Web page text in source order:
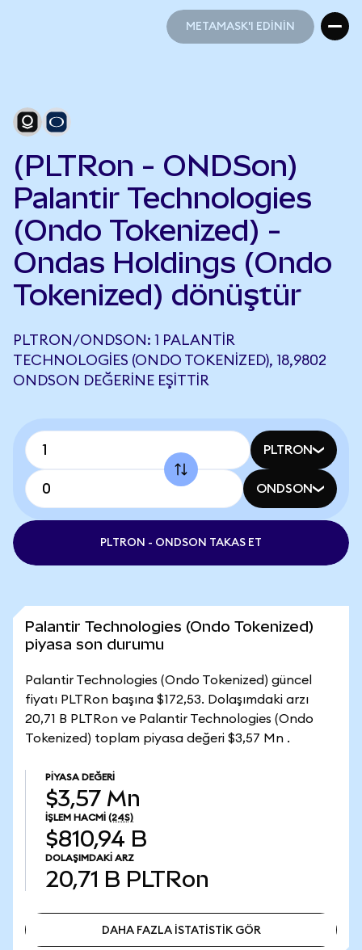
METAMASK'I EDİNİN
(PLTRon - ONDSon)
Palantir Technologies
(Ondo Tokenized) -
Ondas Holdings (Ondo
Tokenized) dönüştür
PLTRON/ONDSON: 1 PALANTIR
TECHNOLOGIES (ONDO TOKENIZED), 18,9802
ONDSON DEĞERINE EŞITTIR
PLTRON
ONDSON
PLTRON - ONDSON TAKAS ET
Palantir Technologies (Ondo Tokenized)
piyasa son durumu
Palantir Technologies (Ondo Tokenized) güncel
fiyatı PLTRon başına $172,53. Dolaşımdaki arzı
20,71 B PLTRon ve Palantir Technologies (Ondo
Tokenized) toplam piyasa değeri $3,57 Mn .
PIYASA DEĞERI
$3,57 Mn
İŞLEM HACMI (24S)
$810,94 B
DOLAŞIMDAKI ARZ
20,71 B PLTRon
DAHA FAZLA İSTATİSTİK GÖR